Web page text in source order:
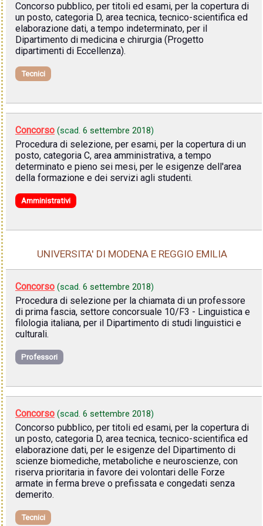
Concorso pubblico, per titoli ed esami, per la copertura di
un posto, categoria D, area tecnica, tecnico-scientifica ed
elaborazione dati, a tempo indeterminato, per il
Dipartimento di medicina e chirurgia (Progetto
dipartimenti di Eccellenza).
Tecnici
Concorso (scad. 6 settembre 2018)
Procedura di selezione, per esami, per la copertura di un
posto, categoria C, area amministrativa, a tempo
determinato e pieno sei mesi, per le esigenze dell'area
della formazione e dei servizi agli studenti.
Amministrativi
UNIVERSITA' DI MODENA E REGGIO EMILIA
Concorso (scad. 6 settembre 2018)
Procedura di selezione per la chiamata di un professore
di prima fascia, settore concorsuale 10/F3 - Linguistica e
filologia italiana, per il Dipartimento di studi linguistici e
culturali.
Professori
Concorso (scad. 6 settembre 2018)
Concorso pubblico, per titoli ed esami, per la copertura di
un posto, categoria D, area tecnica, tecnico-scientifica ed
elaborazione dati, per le esigenze del Dipartimento di
scienze biomediche, metaboliche e neuroscienze, con
riserva prioritaria in favore dei volontari delle Forze
armate in ferma breve o prefissata e congedati senza
demerito.
Tecnici